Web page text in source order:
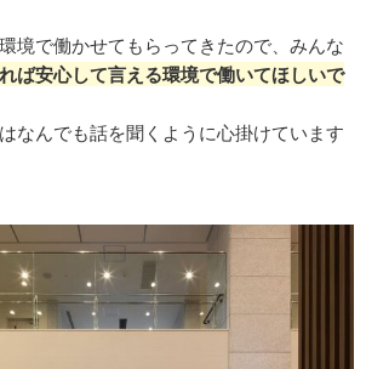
境で働かせてもらってきたので、みんな
ば安心して言える環境で働いてほしいで
なんでも話を聞くように心掛けています